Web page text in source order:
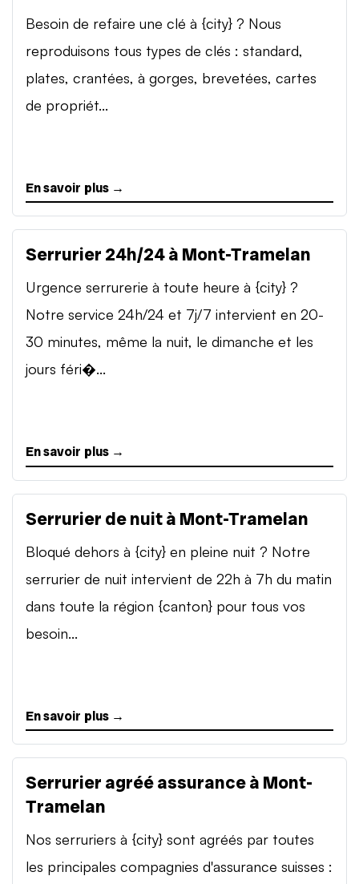
Besoin de refaire une clé à {city} ? Nous
reproduisons tous types de clés : standard,
plates, crantées, à gorges, brevetées, cartes
de propriét...
En savoir plus →
Serrurier 24h/24 à Mont-Tramelan
Urgence serrurerie à toute heure à {city} ?
Notre service 24h/24 et 7j/7 intervient en 20-
30 minutes, même la nuit, le dimanche et les
jours féri�...
En savoir plus →
Serrurier de nuit à Mont-Tramelan
Bloqué dehors à {city} en pleine nuit ? Notre
serrurier de nuit intervient de 22h à 7h du matin
dans toute la région {canton} pour tous vos
besoin...
En savoir plus →
Serrurier agréé assurance à Mont-
Tramelan
Nos serruriers à {city} sont agréés par toutes
les principales compagnies d'assurance suisses :